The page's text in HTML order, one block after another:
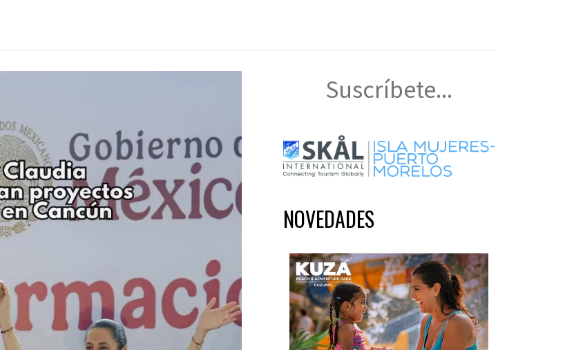
Suscríbete...
NOVEDADES